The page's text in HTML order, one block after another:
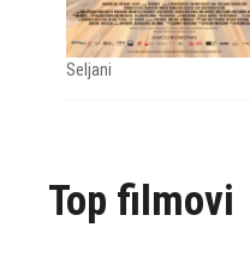
Seljani
Top filmovi